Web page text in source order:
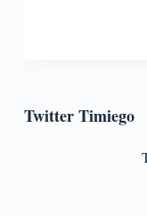
Twitter Timiego